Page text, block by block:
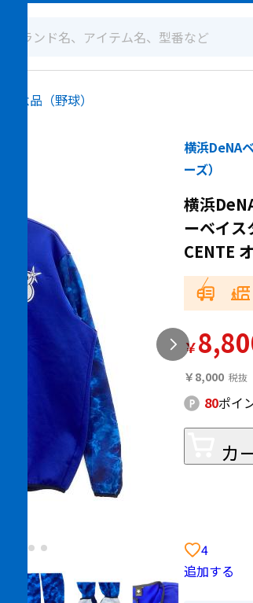
記念品（野球）
横浜DeNA
ーズ）
横浜
ーベイス
CENTE
￥
￥8,000
80ポイ
カ
4
追加する